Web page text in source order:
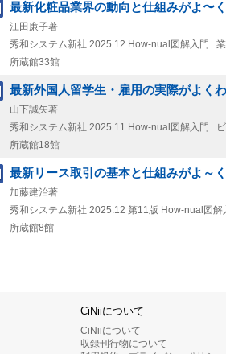
最新化粧品業界の動向と仕組みがよ〜
江田廉子著
秀和システム新社 2025.12 How-nual図解入門 .
所蔵館33館
最新外国人留学生・雇用の実際がよく
山下誠矢著
秀和システム新社 2025.11 How-nual図解入門 .
所蔵館18館
最新リース取引の基本と仕組みがよ～
加藤建治著
秀和システム新社 2025.12 第11版 How-nual図解
所蔵館8館
CiNiiについて
CiNiiについて
収録刊行物について